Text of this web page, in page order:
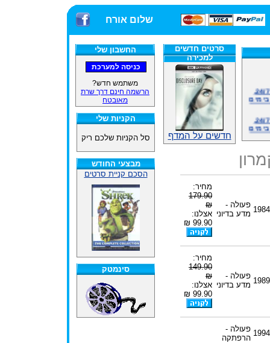
שלום אורח
החשבון שלי
משתמש חדש?
הרשמה חינם דרך שרת
מאובטח
הקניות שלי
סל הקניות שלכם ריק
מבצעי החודש
הסכם קניית סרטים
סינמטק
סרטים חדשים
למכירה
חדשים על המדף
1984
פעולה -
מדע בדיוני
מחיר:
179.90
₪
אצלנו:
99.90 ₪
1989
פעולה -
מדע בדיוני
מחיר:
149.90
₪
אצלנו:
99.90 ₪
1994 פעולה -
הרפתקה